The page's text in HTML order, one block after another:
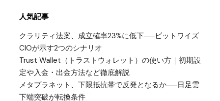
人気記事
クラリティ法案、成立確率23%に低下──ビットワイズ
CIOが示す2つのシナリオ
Trust Wallet（トラストウォレット）の使い方｜初期設
定や入金・出金方法など徹底解説
メタプラネット、下限抵抗帯で反発となるか──日足雲
下端突破が転換条件